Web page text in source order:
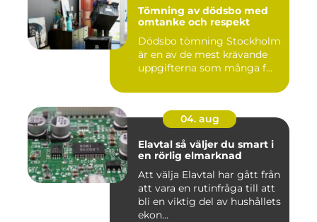
Tömning av dödsbo med
omtanke och respekt
Dödsbo tömning Stockholm
är en av de mest krävande
uppgifterna som många f...
04. aug
Elavtal så väljer du smart i
en rörlig elmarknad
Att välja Elavtal har gått från
att vara en rutinfråga till att
bli en viktig del av hushållets
ekon...